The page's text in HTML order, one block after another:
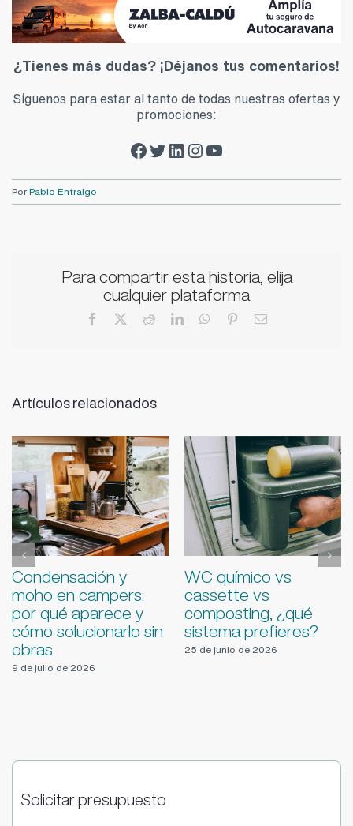
¿Tienes más dudas? ¡Déjanos tus comentarios!
Síguenos para estar al tanto de todas nuestras ofertas y
promociones:
Facebook Zalba-Caldú
Twitter Zalba-Caldú
LinkedIn Zalba-Caldú
Instagram Zalba-CaldúYouTube Zalba-Caldú
PorPablo Entralgo
Para compartir esta historia, elija
cualquier plataforma
Facebook RedditLinkedInWhatsApp
PinterestCorreo
Artículos relacionados
Agua potable en ruta
con la camper: filtros,
potabilización,
limpieza de depósitos
y prevención de
malos olores
Errores al instalar
placas solares en
campers y cómo
evitarlos
5 de agosto de 2026